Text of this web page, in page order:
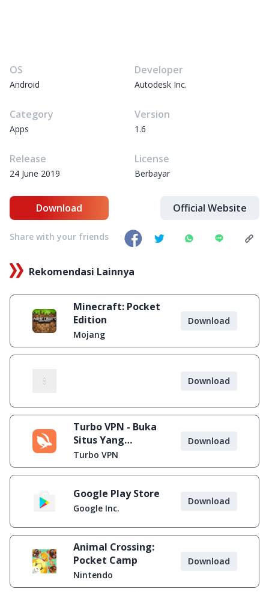
OS
Android
Developer
Autodesk Inc.
Category
Apps
Version
1.6
Release
24 June 2019
License
Berbayar
Download Official Website
Share with your friends
Rekomendasi Lainnya
Minecraft: Pocket
Edition
Mojang
Download
Download
Turbo VPN - Buka
Situs Yang
Diblokir
Turbo VPN
Download
Google Play Store
Google Inc.
Download
Animal Crossing:
Pocket Camp
Nintendo
Download